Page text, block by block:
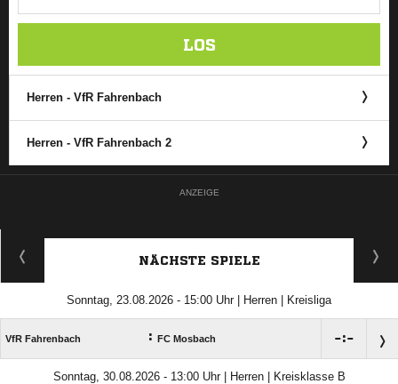
LOS
Herren - VfR Fahrenbach
Herren - VfR Fahrenbach 2
ANZEIGE
NÄCHSTE SPIELE
Sonntag, 23.08.2026 - 15:00 Uhr | Herren | Kreisliga
VfR Fahrenbach : FC Mosbach :
Sonntag, 30.08.2026 - 13:00 Uhr | Herren | Kreisklasse B